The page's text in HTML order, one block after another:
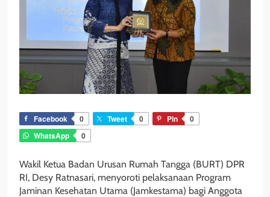
Facebook 0 Tweet 0 Pin
0
WhatsApp
0
Wakil Ketua Badan Urusan Rumah Tangga (BURT) DPR
RI, Desy Ratnasari, menyoroti pelaksanaan Program
Jaminan Kesehatan Utama (Jamkestama) bagi Anggota